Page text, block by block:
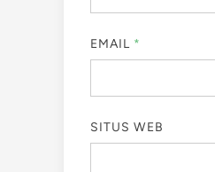
EMAIL *
SITUS WEB